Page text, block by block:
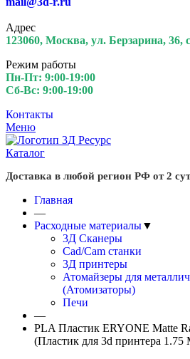
Адрес
123060, Москва, ул. Берзарина, 36,
Режим работы
Пн-Пт: 9:00-19:00
Сб-Вс: 9:00-19:00
Контакты
Меню
Каталог
Доставка в любой регион РФ от 2
Главная
—
Расходные материалы▼
3Д Сканеры
Cad/Cam станки
3Д принтеры
Атомайзеры для
(Атомизаторы)
Печи
—
PLA Пластик ERYONE Matte
(Пластик для 3d принтера